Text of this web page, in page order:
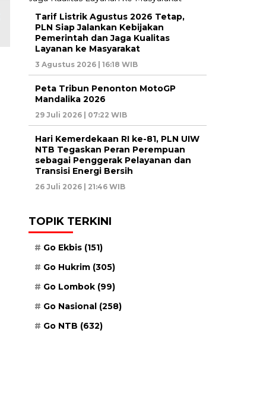
Tarif Listrik Agustus 2026 Tetap,
PLN Siap Jalankan Kebijakan
Pemerintah dan Jaga Kualitas
Layanan ke Masyarakat
3 Agustus 2026 | 16:18 WIB
Peta Tribun Penonton MotoGP
Mandalika 2026
29 Juli 2026 | 07:22 WIB
Hari Kemerdekaan RI ke-81, PLN UIW
NTB Tegaskan Peran Perempuan
sebagai Penggerak Pelayanan dan
Transisi Energi Bersih
26 Juli 2026 | 21:46 WIB
TOPIK TERKINI
Go Ekbis (151)
Go Hukrim (305)
Go Lombok (99)
Go Nasional (258)
Go NTB (632)